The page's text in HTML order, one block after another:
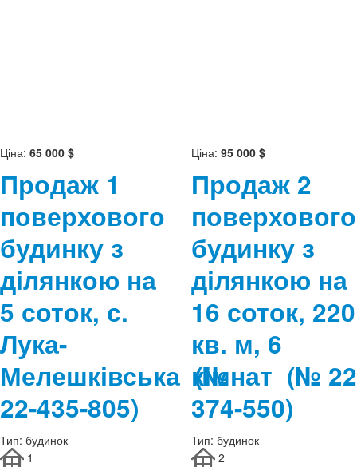
Ціна: 65 000 $
Продаж 1
поверхового
будинку з
ділянкою на
5 соток, с.
Лука-
Мелешківська(№
22-435-805)
Тип: будинок
1
Ціна: 95 000 $
Продаж 2
поверхового
будинку з
ділянкою на
16 соток, 220
кв. м, 6
кімнат (№
374-550)
Тип: будинок
2